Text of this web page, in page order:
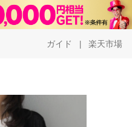
ガイド 楽天市場